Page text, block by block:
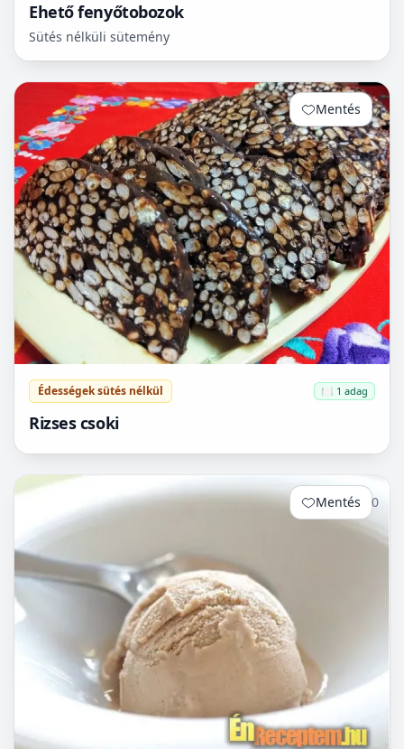
Ehető fenyőtobozok
Sütés nélküli sütemény
Mentés 0
Édességek sütés nélkül 🍽️ 1 adag
Rizses csoki
Mentés 0